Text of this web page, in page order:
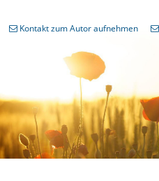
Kontakt zum Autor aufnehmen